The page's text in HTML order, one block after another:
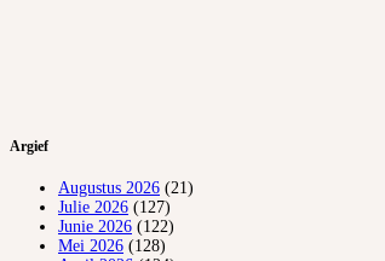
Argief
Augustus 2026 (21)
Julie 2026 (127)
Junie 2026 (122)
Mei 2026 (128)